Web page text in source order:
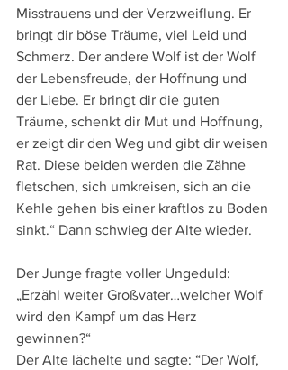
Misstrauens und der Verzweiflung. Er
bringt dir böse Träume, viel Leid und
Schmerz. Der andere Wolf ist der Wolf
der Lebensfreude, der Hoffnung und
der Liebe. Er bringt dir die guten
Träume, schenkt dir Mut und Hoffnung,
er zeigt dir den Weg und gibt dir weisen
Rat. Diese beiden werden die Zähne
fletschen, sich umkreisen, sich an die
Kehle gehen bis einer kraftlos zu Boden
sinkt.“ Dann schwieg der Alte wieder.
Der Junge fragte voller Ungeduld:
„Erzähl weiter Großvater…welcher Wolf
wird den Kampf um das Herz
gewinnen?“
Der Alte lächelte und sagte: “Der Wolf,